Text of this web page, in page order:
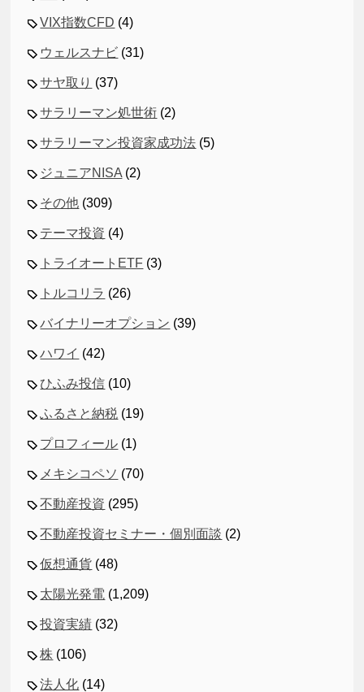
VIX指数CFD (4)
ウェルスナビ (31)
サヤ取り (37)
サラリーマン処世術 (2)
サラリーマン投資家成功法 (5)
ジュニアNISA (2)
その他 (309)
テーマ投資 (4)
トライオートETF (3)
トルコリラ (26)
バイナリーオプション (39)
ハワイ (42)
ひふみ投信 (10)
ふるさと納税 (19)
プロフィール (1)
メキシコペソ (70)
不動産投資 (295)
不動産投資セミナー・個別面談 (2)
仮想通貨 (48)
太陽光発電 (1,209)
投資実績 (32)
株 (106)
法人化 (14)